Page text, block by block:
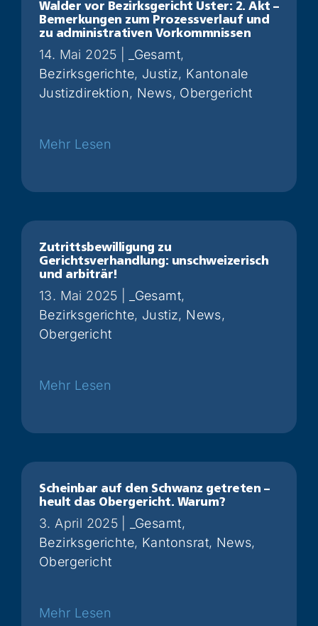
Walder vor Bezirksgericht Uster: 2. Akt –
Bemerkungen zum Prozessverlauf und
zu administrativen Vorkommnissen
14. Mai 2025 _Gesamt,
Bezirksgerichte, Justiz, Kantonale
Justizdirektion, News, Obergericht
Zutrittsbewilligung zu
Gerichtsverhandlung: unschweizerisch
und arbiträr!
13. Mai 2025 _Gesamt,
Bezirksgerichte, Justiz, News,
Obergericht
Scheinbar auf den Schwanz getreten –
heult das Obergericht. Warum?
3. April 2025 _Gesamt,
Bezirksgerichte, Kantonsrat, News,
Obergericht